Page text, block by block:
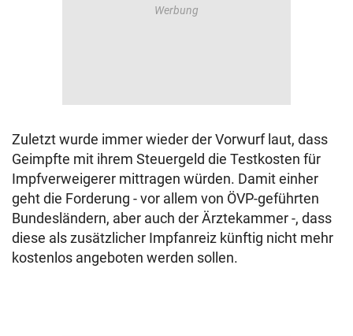
Zuletzt wurde immer wieder der Vorwurf laut, dass
Geimpfte mit ihrem Steuergeld die Testkosten für
Impfverweigerer mittragen würden. Damit einher
geht die Forderung - vor allem von ÖVP-geführten
Bundesländern, aber auch der Ärztekammer -, dass
diese als zusätzlicher Impfanreiz künftig nicht mehr
kostenlos angeboten werden sollen.